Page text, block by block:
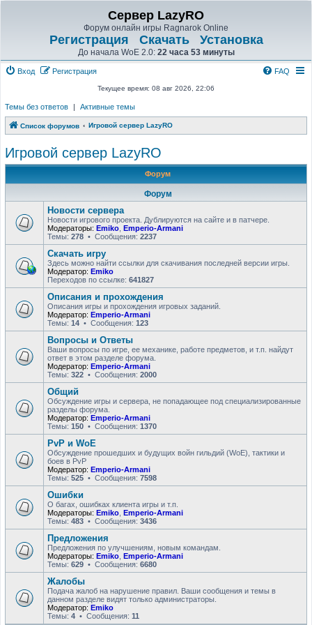
Сервер LazyRO
Форум онлайн игры Ragnarok Online
Регистрация Скачать Установка
До начала WoE 2.0: 22 часа 53 минуты
Вход Регистрация FAQ
Текущее время: 08 авг 2026, 22:06
Темы без ответов | Активные темы
Список форумов Игровой сервер LazyRO
Игровой сервер LazyRO
Форум
Форум
Новости сервера
Новости игрового проекта. Дублируются на сайте и в патчере.
Модераторы: Emiko Emperio-Armani
Темы: 278 • Сообщения: 2237
Скачать игру
Здесь можно найти ссылки для скачивания последней версии игры.
Модератор: Emiko
Переходов по ссылке: 641827
Описания и прохождения
Описания игры и прохождения игровых заданий.
Модератор: Emperio-Armani
Темы: 14 • Сообщения: 123
Вопросы и Ответы
Ваши вопросы по игре, ее механике, работе предметов, и т.п. найдут
ответ в этом разделе форума.
Модератор: Emperio-Armani
Темы: 322 • Сообщения: 2000
Общий
Обсуждение игры и сервера, не попадающее под специализированные
разделы форума.
Модератор: Emperio-Armani
Темы: 150 • Сообщения: 1370
PvP и WoE
Обсуждение прошедших и будущих войн гильдий (WoE), тактики и
боев в PvP
Модератор: Emperio-Armani
Темы: 525 • Сообщения: 7598
Ошибки
О багах, ошибках клиента игры и т.п.
Модераторы: Emiko Emperio-Armani
Темы: 483 • Сообщения: 3436
Предложения
Предложения по улучшениям, новым командам.
Модераторы: Emiko Emperio-Armani
Темы: 629 • Сообщения: 6680
Жалобы
Подача жалоб на нарушение правил. Ваши сообщения и темы в
данном разделе видят только администраторы.
Модератор: Emiko
Темы: 4 • Сообщения: 11